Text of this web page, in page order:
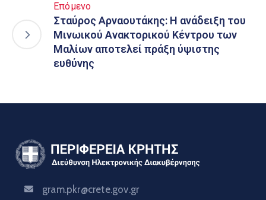
Επόμενο
Σταύρος Αρναουτάκης: Η ανάδειξη του
Μινωικού Ανακτορικού Κέντρου των
Μαλίων αποτελεί πράξη ύψιστης
ευθύνης
gram.pkr@crete.gov.gr